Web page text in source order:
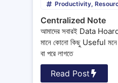
Productivity,
Centralized Note
আমাদের সবারই Data
মানে কোনো কিছু Useful মনে
বা পরে লাগতে
Read Post